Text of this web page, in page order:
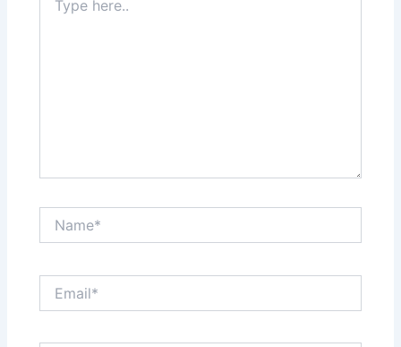
here..